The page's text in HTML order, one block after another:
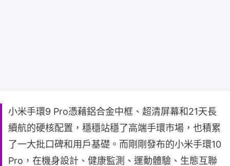
小米手環9 Pro憑藉鋁合金中框、超清屏幕和21天長
續航的硬核配置，穩穩站穩了高端手環市場，也積累
了一大批口碑和用戶基礎。而剛剛發布的小米手環10
Pro，在機身設計、健康監測、運動體驗、生態互聯